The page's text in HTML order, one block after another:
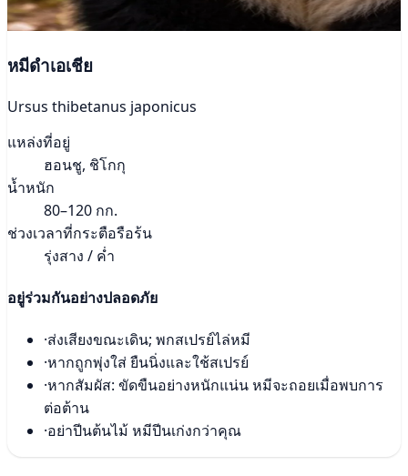
หมีดำเอเชีย
Ursus thibetanus japonicus
แหล่งที่อยู่
ฮอนชู, ชิโกกุ
น้ำหนัก
80–120 กก.
ช่วงเวลาที่กระตือรือร้น
รุ่งสาง / ค่ำ
อยู่ร่วมกันอย่างปลอดภัย
·ส่งเสียงขณะเดิน; พกสเปรย์ไล่หมี
·หากถูกพุ่งใส่ ยืนนิ่งและใช้สเปรย์
·หากสัมผัส: ขัดขืนอย่างหนักแน่น หมีจะถอยเมื่อพบการ
ต่อต้าน
·อย่าปีนต้นไม้ หมีปีนเก่งกว่าคุณ